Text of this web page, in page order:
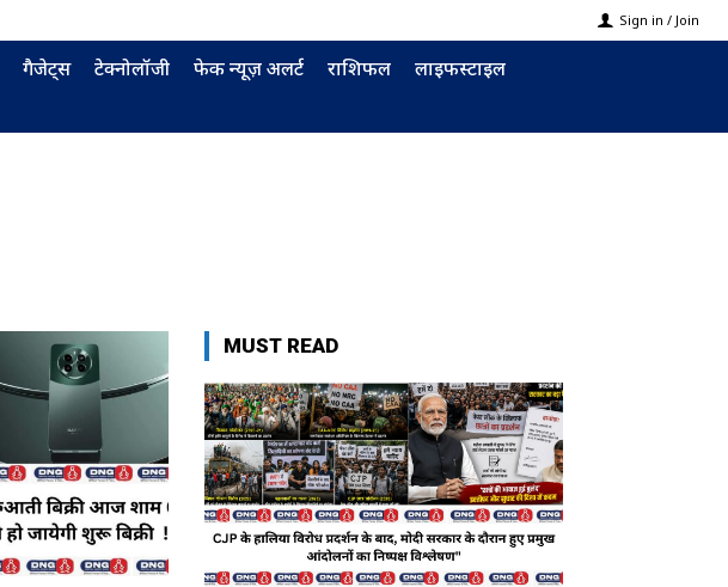
Sign in / Join
गैजेट्स टेक्नोलॉजी फेक न्यूज़ अलर्ट राशिफल लाइफस्टाइल
MUST READ